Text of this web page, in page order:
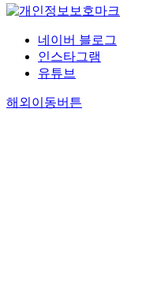
네이버 블로그
인스타그램
유튜브
해외이동버튼